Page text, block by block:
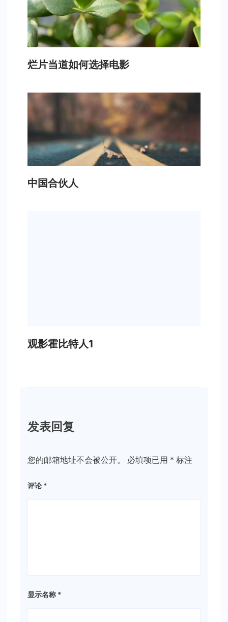
烂片当道如何选择电影
中国合伙人
观影霍比特人1
发表回复
您的邮箱地址不会被公开。 必填项已用 * 标注
评论 *
显示名称 *